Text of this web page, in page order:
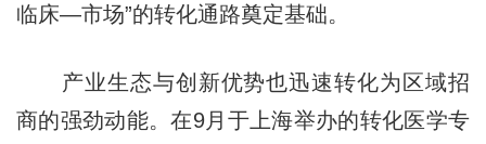
临床—市场”的转化通路奠定基础。
产业生态与创新优势也迅速转化为区域招
商的强劲动能。在9月于上海举办的转化医学专